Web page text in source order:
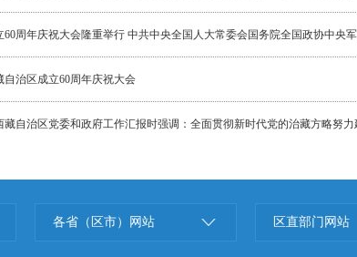
60周年庆祝大会隆重举行 中共中央全国人大常委会国务院全国政协中央
自治区成立60周年庆祝大会
藏自治区党委和政府工作汇报时强调：全面贯彻新时代党的治藏方略努
各省（区市）网站 区直部门网站